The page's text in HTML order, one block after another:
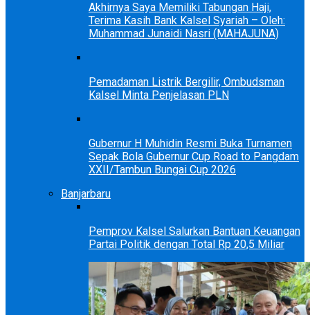
Akhirnya Saya Memiliki Tabungan Haji,
Terima Kasih Bank Kalsel Syariah – Oleh:
Muhammad Junaidi Nasri (MAHAJUNA)
Pemadaman Listrik Bergilir, Ombudsman
Kalsel Minta Penjelasan PLN
Gubernur H Muhidin Resmi Buka Turnamen
Sepak Bola Gubernur Cup Road to Pangdam
XXII/Tambun Bungai Cup 2026
Banjarbaru
Pemprov Kalsel Salurkan Bantuan Keuangan
Partai Politik dengan Total Rp 20,5 Miliar